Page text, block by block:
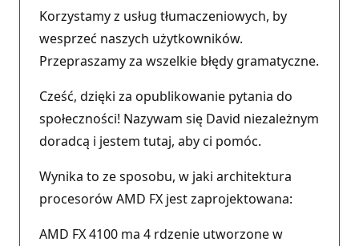
t
y
r
e
p
a
c
j
Korzystamy z usług tłumaczeniowych, by
wesprzeć naszych użytkowników.
Przepraszamy za wszelkie błędy gramatyczne.
Cześć, dzięki za opublikowanie pytania do
społeczności! Nazywam się David niezależnym
doradcą i jestem tutaj, aby ci pomóc.
Wynika to ze sposobu, w jaki architektura
procesorów AMD FX jest zaprojektowana:
AMD FX 4100 ma 4 rdzenie utworzone w